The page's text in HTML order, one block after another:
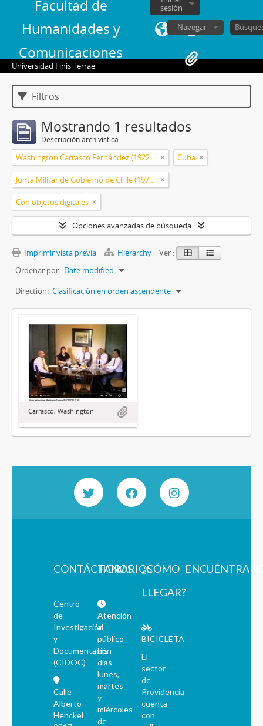
Facultad de
Humanidades y
Comunicaciones
sesión
Navegar
Universidad Finis Terrae
Filtros
Mostrando 1 resultados
Descripción archivística
Washington Carrasco Fernández (1922-2021) Cuba
Junta Militar de Gobierno de Chile (1973-1990)
Con objetos digitales
Opciones avanzadas de búsqueda
Imprimir vista previa Hierarchy
Ver :
Ordenar por: Date modified
Direction: Clasificación en orden ascendente
Carrasco, Washington
CONTÁCTANOS
Centro
de
Investigación
y
Documentación
(CIDOC)
Calle
Alberto
Henckel
HORARIOS
Atención
al
público
los
días
lunes,
martes
y
miércoles
de
¿CÓMO
LLEGAR?
BICICLETA
El
sector
de
Providencia
cuenta
con